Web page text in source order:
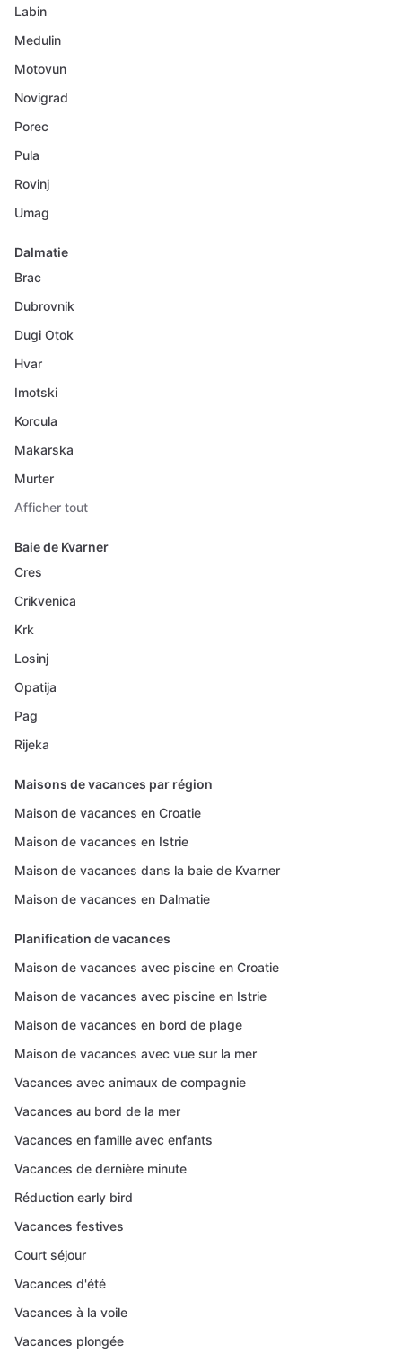
Labin
Medulin
Motovun
Novigrad
Porec
Pula
Rovinj
Umag
Dalmatie
Brac
Dubrovnik
Dugi Otok
Hvar
Imotski
Korcula
Makarska
Murter
Afficher tout
Baie de Kvarner
Cres
Crikvenica
Krk
Losinj
Opatija
Pag
Rijeka
Maisons de vacances par région
Maison de vacances en Croatie
Maison de vacances en Istrie
Maison de vacances dans la baie de Kvarner
Maison de vacances en Dalmatie
Planification de vacances
Maison de vacances avec piscine en Croatie
Maison de vacances avec piscine en Istrie
Maison de vacances en bord de plage
Maison de vacances avec vue sur la mer
Vacances avec animaux de compagnie
Vacances au bord de la mer
Vacances en famille avec enfants
Vacances de dernière minute
Réduction early bird
Vacances festives
Court séjour
Vacances d'été
Vacances à la voile
Vacances plongée